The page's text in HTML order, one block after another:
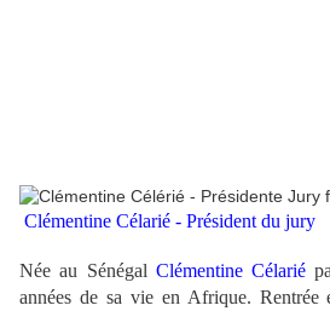
Clémentine Célarié - Président du jury
Née au Sénégal Clémentine Célarié
années de sa vie en Afrique.